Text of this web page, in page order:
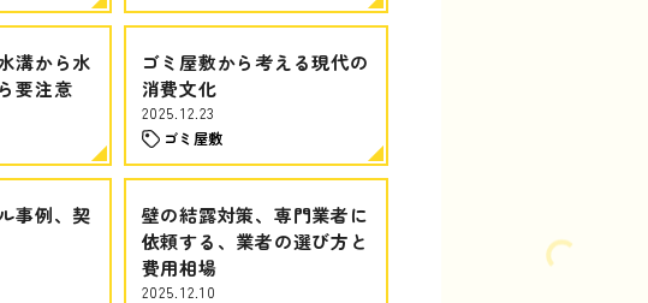
溝から水
要注意
ゴミ屋敷から考える現代の
消費文化
2025.12.23
ゴミ屋敷
事例、契
壁の結露対策、専門業者に
依頼する、業者の選び方と
費用相場
2025.12.10